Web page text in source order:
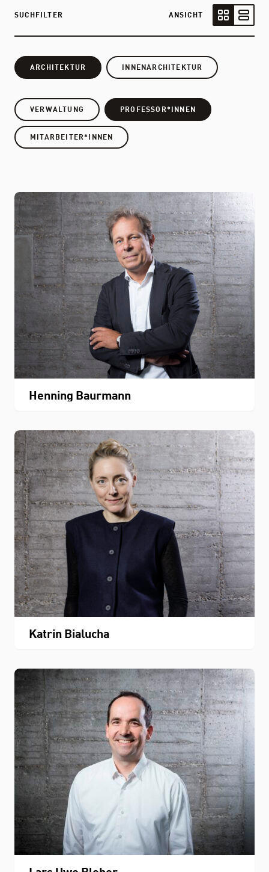
SUCHFILTER
ANSICHT
ARCHITEKTUR INNENARCHITEKTUR
VERWALTUNG PROFESSOR*INNEN
MITARBEITER*INNEN
Henning Baurmann
Katrin Bialucha